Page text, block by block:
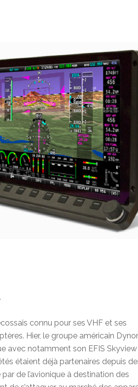
connu pour ses VHF et ses
Hier, le groupe américain
avec notamment son EFIS Skyview
étaient déjà partenaires depuis
de l’avionique à destination des